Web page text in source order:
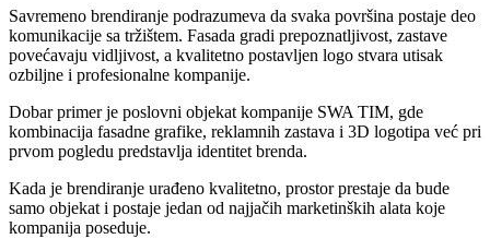
Savremeno brendiranje podrazumeva da svaka površina postaje deo
komunikacije sa tržištem. Fasada gradi prepoznatljivost, zastave
povećavaju vidljivost, a kvalitetno postavljen logo stvara utisak
ozbiljne i profesionalne kompanije.
Dobar primer je poslovni objekat kompanije SWA TIM, gde
kombinacija fasadne grafike, reklamnih zastava i 3D logotipa već pri
prvom pogledu predstavlja identitet brenda.
Kada je brendiranje urađeno kvalitetno, prostor prestaje da bude
samo objekat i postaje jedan od najjačih marketinških alata koje
kompanija poseduje.